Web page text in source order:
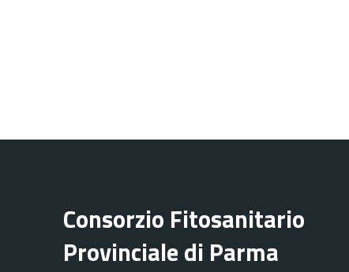
Consorzio Fitosanitario
Provinciale di Parma